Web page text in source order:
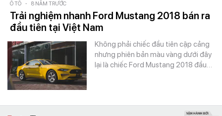
Ô TÔ - 8 NĂM TRƯỚC
Trải nghiệm nhanh Ford Mustang 2018 bán ra
đầu tiên tại Việt Nam
Không phải chiếc đầu tiên cập cảng
nhưng phiên bản màu vàng dưới đây
lại là chiếc Ford Mustang 2018 đầu…